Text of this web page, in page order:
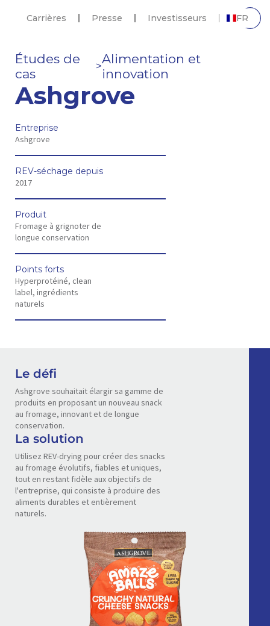
Carrières Presse Investisseurs FR
Études de
cas
>Alimentation et
innovation
Ashgrove
Entreprise
Ashgrove
REV-séchage depuis
2017
Produit
Fromage à grignoter de
longue conservation
Points forts
Hyperprotéiné, clean
label, ingrédients
naturels
Le défi
Ashgrove souhaitait élargir sa gamme de
produits en proposant un nouveau snack
au fromage, innovant et de longue
conservation.
La solution
Utilisez REV-drying pour créer des snacks
au fromage évolutifs, fiables et uniques,
tout en restant fidèle aux objectifs de
l'entreprise, qui consiste à produire des
aliments durables et entièrement
naturels.